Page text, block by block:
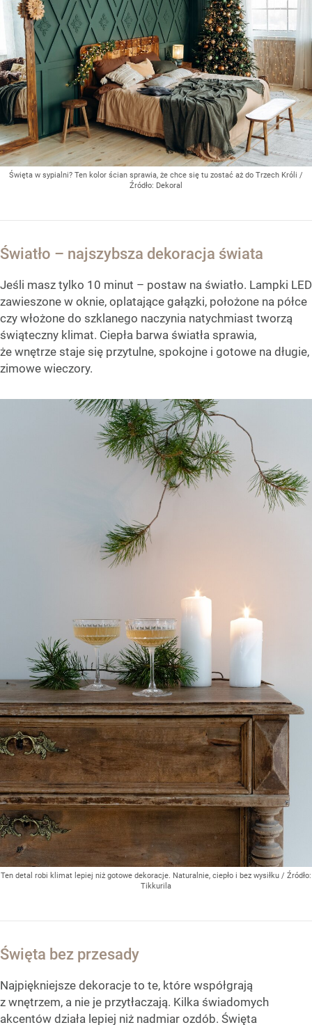
Święta w sypialni? Ten kolor ścian sprawia, że chce się tu zostać aż do Trzech Króli /
Źródło: Dekoral
Światło – najszybsza dekoracja świata
Jeśli masz tylko 10 minut – postaw na światło. Lampki LED
zawieszone w oknie, oplatające gałązki, położone na półce
czy włożone do szklanego naczynia natychmiast tworzą
świąteczny klimat. Ciepła barwa światła sprawia,
że wnętrze staje się przytulne, spokojne i gotowe na długie,
zimowe wieczory.
Ten detal robi klimat lepiej niż gotowe dekoracje. Naturalnie, ciepło i bez wysiłku / Źródło:
Tikkurila
Święta bez przesady
Najpiękniejsze dekoracje to te, które współgrają
z wnętrzem, a nie je przytłaczają. Kilka świadomych
akcentów działa lepiej niż nadmiar ozdób. Święta